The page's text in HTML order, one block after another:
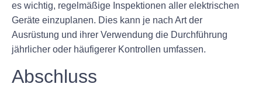
es wichtig, regelmäßige Inspektionen aller elektrischen
Geräte einzuplanen. Dies kann je nach Art der
Ausrüstung und ihrer Verwendung die Durchführung
jährlicher oder häufigerer Kontrollen umfassen.
Abschluss